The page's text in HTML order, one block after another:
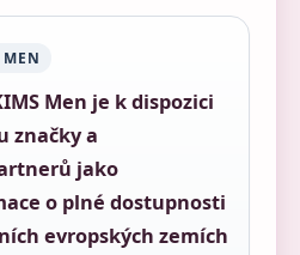
Men je k dispozici
značky a
jako
o plné dostupnosti
evropských zemích